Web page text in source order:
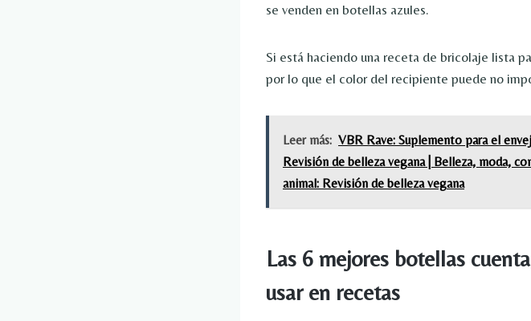
se venden en botellas azules.
Si está haciendo una receta de bricolaje lista
por lo que el color del recipiente puede no
Leer más: VBR Rave: Suplemento para el
Revisión de belleza vegana | Belleza, moda,
animal: Revisión de belleza vegana
Las 6 mejores botellas
usar en recetas